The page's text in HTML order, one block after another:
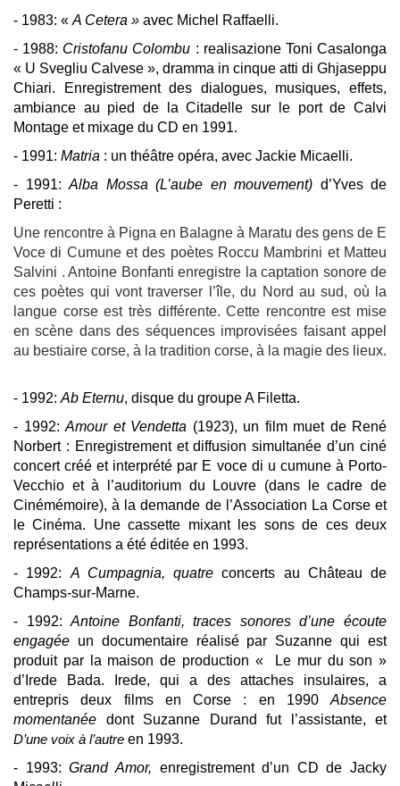
- 1983: « A Cetera » avec Michel Raffaelli.
- 1988: Cristofanu Colombu : realisazione Toni Casalonga
« U Svegliu Calvese », dramma in cinque atti di Ghjaseppu
Chiari. Enregistrement des dialogues, musiques, effets,
ambiance au pied de la Citadelle sur le port de Calvi
Montage et mixage du CD en 1991.
- 1991: Matria : un théâtre opéra, avec Jackie Micaelli.
- 1991: Alba Mossa (L’aube en mouvement) d’Yves de
Peretti :
Une rencontre à Pigna en Balagne à Maratu des gens de E
Voce di Cumune et des poètes Roccu Mambrini et Matteu
Salvini . Antoine Bonfanti enregistre la captation sonore de
ces poètes qui vont traverser l’île, du Nord au sud, où la
langue corse est très différente. Cette rencontre est mise
en scène dans des séquences improvisées faisant appel
au bestiaire corse, à la tradition corse, à la magie des lieux.
- 1992: Ab Eternu, disque du groupe A Filetta.
- 1992: Amour et Vendetta (1923), un film muet de René
Norbert : Enregistrement et diffusion simultanée d’un ciné
concert créé et interprété par E voce di u cumune à Porto-
Vecchio et à l’auditorium du Louvre (dans le cadre de
Cinémémoire), à la demande de l’Association La Corse et
le Cinéma. Une cassette mixant les sons de ces deux
représentations a été éditée en 1993.
- 1992: A Cumpagnia, quatre concerts au Château de
Champs-sur-Marne.
- 1992:Antoine Bonfanti, traces sonores d’une écoute
engagée un documentaire réalisé par Suzanne qui est
produit par la maison de production « Le mur du son »
d’Irede Bada. Irede, qui a des attaches insulaires, a
entrepris deux films en Corse : en 1990 Absence
momentanée dont Suzanne Durand fut l’assistante, et
D’une voix à l’autre en 1993.
- 1993:Grand Amor, enregistrement d’un CD de Jacky